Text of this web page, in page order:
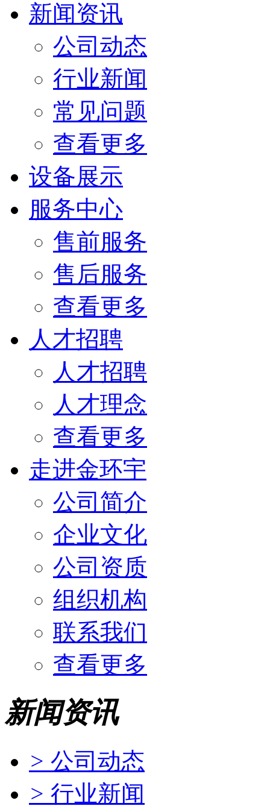
新闻资讯
公司动态
行业新闻
常见问题
查看更多
设备展示
服务中心
售前服务
售后服务
查看更多
人才招聘
人才招聘
人才理念
查看更多
走进金环宇
公司简介
企业文化
公司资质
组织机构
联系我们
查看更多
新闻资讯
> 公司动态
> 行业新闻